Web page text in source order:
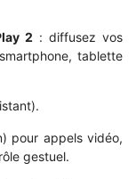
2 : diffusez vos
tablette
pour appels vidéo,
gestuel.